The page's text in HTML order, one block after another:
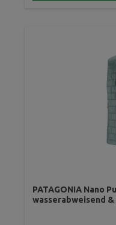
PATAGONIA Nano
wasserabweisend